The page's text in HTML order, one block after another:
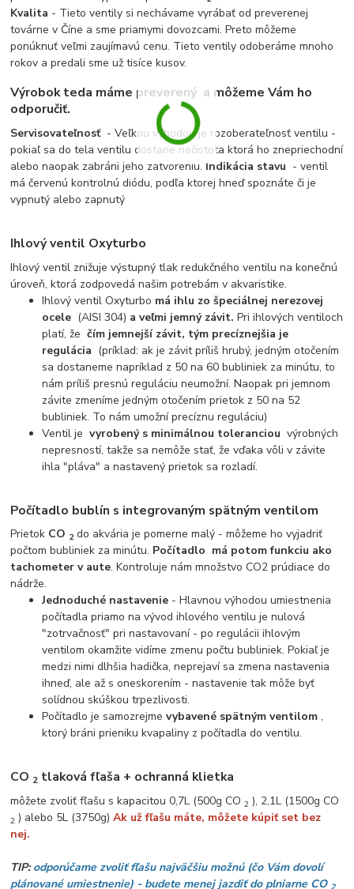
Kvalita - Tieto ventily si nechávame vyrábať od preverenej
továrne v Číne a sme priamymi dovozcami. Preto môžeme
ponúknuť veľmi zaujímavú cenu. Tieto ventily odoberáme mnoho
rokov a predali sme už tisíce kusov.
Výrobok teda máme preverený a môžeme Vám ho
odporučiť.
Servisovateľnosť- Veľkou výhodou je rozoberateľnosť ventilu -
pokiaľ sa do tela ventilu dostane nečistota ktorá ho znepriechodní
alebo naopak zabráni jeho zatvoreniu. Indikácia stavu - ventil
má červenú kontrolnú diódu, podľa ktorej hneď spoznáte či je
vypnutý alebo zapnutý
Ihlový ventil Oxyturbo
Ihlový ventil znižuje výstupný tlak redukčného ventilu na konečnú
úroveň, ktorá zodpovedá našim potrebám v akvaristike.
Ihlový ventil Oxyturbo má ihlu zo špeciálnej nerezovej
ocele (AISI 304) a veľmi jemný závit.Pri ihlových ventiloch
platí, žečím jemnejší závit, tým precíznejšia je
regulácia (príklad: ak je závit príliš hrubý, jedným otočením
sa dostaneme napríklad z 50 na 60 bubliniek za minútu, to
nám príliš presnú reguláciu neumožní. Naopak pri jemnom
závite zmeníme jedným otočením prietok z 50 na 52
bubliniek. To nám umožní precíznu reguláciu)
Ventil jevyrobený s minimálnou toleranciou výrobných
nepresností, takže sa nemôže stať, že vďaka vôli v závite
ihla "pláva" a nastavený prietok sa rozladí.
Počítadlo bublín s integrovaným spätným ventilom
Prietok CO 2 do akvária je pomerne malý - môžeme ho vyjadriť
počtom bubliniek za minútu. Počítadlo má potom funkciu ako
tachometer v aute. Kontroluje nám množstvo CO2 prúdiace do
nádrže.
Jednoduché nastavenie - Hlavnou výhodou umiestnenia
počítadla priamo na vývod ihlového ventilu je nulová
"zotrvačnosť" pri nastavovaní - po regulácii ihlovým
ventilom okamžite vidíme zmenu počtu bubliniek. Pokiaľ je
medzi nimi dlhšia hadička, neprejaví sa zmena nastavenia
ihneď, ale až s oneskorením - nastavenie tak môže byť
solídnou skúškou trpezlivosti.
Počítadlo je samozrejmevybavené spätným ventilom ,
ktorý bráni prieniku kvapaliny z počítadla do ventilu.
CO 2 tlaková fľaša + ochranná klietka
môžete zvoliť fľašu s kapacitou 0,7L (500g CO2 ), 2,1L (1500g CO
2 ) alebo 5L (3750g)Ak už fľašu máte, môžete kúpiť set bez
nej.
TIP:odporúčame zvoliť fľašu najväčšiu možnú (čo Vám dovolí
plánované umiestnenie) - budete menej jazdiť do plniarne CO